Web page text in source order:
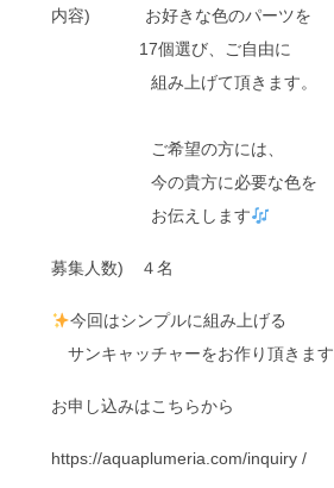
内容) お好きな色のパーツを
17個選び、ご自由に
組み上げて頂きます。
ご希望の方には、
今の貴方に必要な色を
お伝えします
募集人数) ４名
今回はシンプルに組み上げる
サンキャッチャーをお作り頂きます
お申し込みはこちらから
https://aquaplumeria.com/inquiry /